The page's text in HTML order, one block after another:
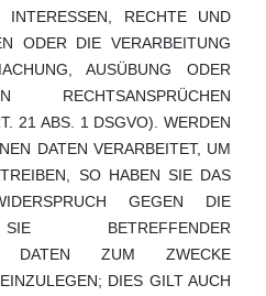
INTERESSEN, RECHTE UND
ODER DIE VERARBEITUNG
AUSÜBUNG ODER
RECHTSANSPRÜCHEN
21 ABS. 1 DSGVO). WERDEN
DATEN VERARBEITET, UM
SO HABEN SIE DAS
GEGEN DIE
BETREFFENDER
DATEN ZUM ZWECKE
DIES GILT AUCH